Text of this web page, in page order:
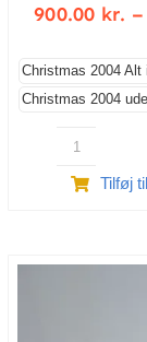
900.00 kr. –
Christmas 2004 Alt
Christmas 2004
Holmegaard
Christmas
Tilføj